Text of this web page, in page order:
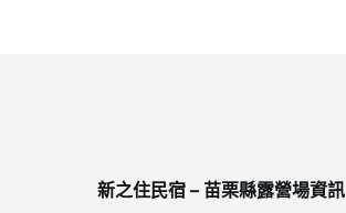
新之住民宿 – 苗栗縣露營場資訊